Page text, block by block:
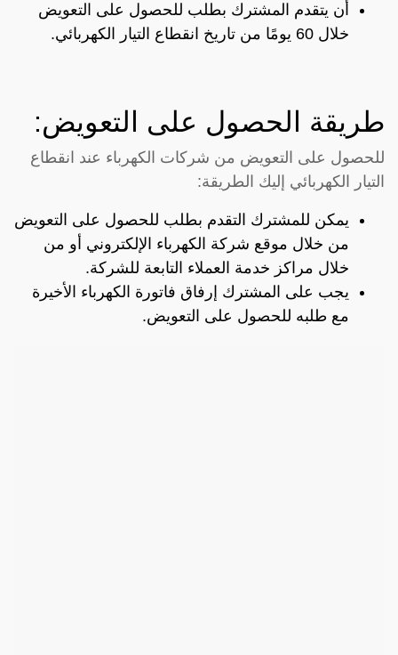
أن يتقدم المشترك بطلب للحصول على التعويض
خلال 60 يومًا من تاريخ انقطاع التيار الكهربائي.
طريقة الحصول على التعويض:
للحصول على التعويض من شركات الكهرباء عند انقطاع
التيار الكهربائي إليك الطريقة:
يمكن للمشترك التقدم بطلب للحصول على التعويض
من خلال موقع شركة الكهرباء الإلكتروني أو من
خلال مراكز خدمة العملاء التابعة للشركة.
يجب على المشترك إرفاق فاتورة الكهرباء الأخيرة
مع طلبه للحصول على التعويض.